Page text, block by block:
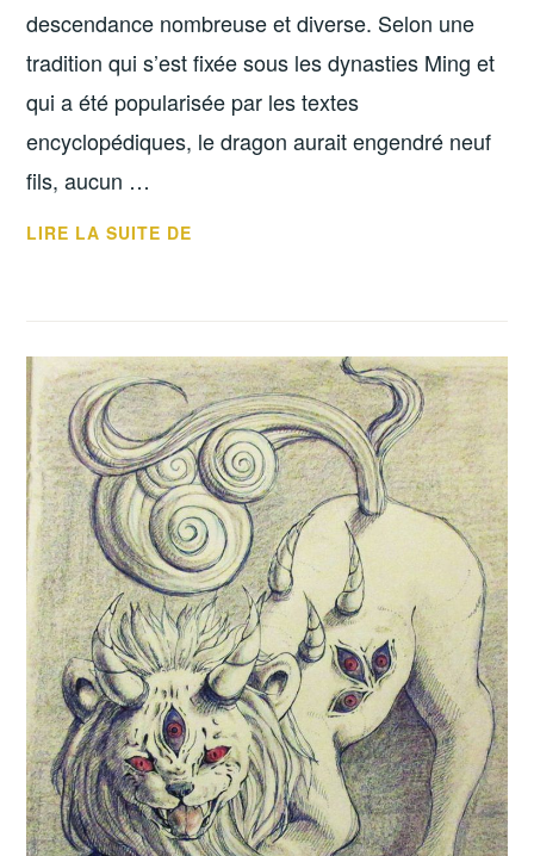
descendance nombreuse et diverse. Selon une
tradition qui s’est fixée sous les dynasties Ming et
qui a été popularisée par les textes
encyclopédiques, le dragon aurait engendré neuf
fils, aucun …
LIRE LA SUITE DE